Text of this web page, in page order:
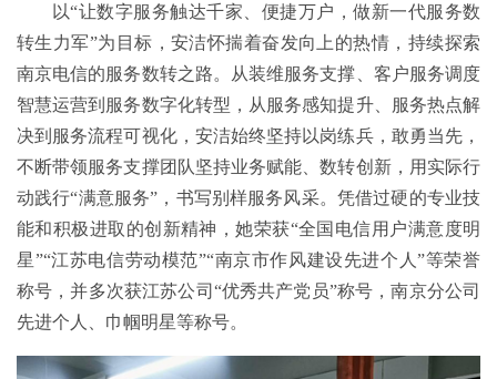
以“让数字服务触达千家、便捷万户，做新一代服务数
转生力军”为目标，安洁怀揣着奋发向上的热情，持续探索
南京电信的服务数转之路。从装维服务支撑、客户服务调度
智慧运营到服务数字化转型，从服务感知提升、服务热点解
决到服务流程可视化，安洁始终坚持以岗练兵，敢勇当先，
不断带领服务支撑团队坚持业务赋能、数转创新，用实际行
动践行“满意服务”，书写别样服务风采。凭借过硬的专业技
能和积极进取的创新精神，她荣获“全国电信用户满意度明
星”“江苏电信劳动模范”“南京市作风建设先进个人”等荣誉
称号，并多次获江苏公司“优秀共产党员”称号，南京分公司
先进个人、巾帼明星等称号。